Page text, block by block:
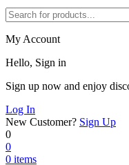
My Account
Hello, Sign in
Sign up now and enjoy
Log In
New Customer? Sign Up
0
0
0 items